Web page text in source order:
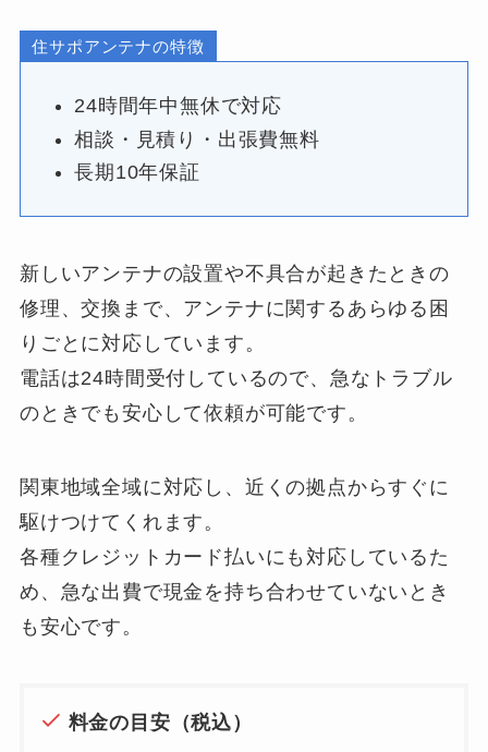
住サポアンテナの特徴
24時間年中無休で対応
相談・見積り・出張費無料
長期10年保証
新しいアンテナの設置や不具合が起きたときの
修理、交換まで、アンテナに関するあらゆる困
りごとに対応しています。
電話は24時間受付しているので、急なトラブル
のときでも安心して依頼が可能です。
関東地域全域に対応し、近くの拠点からすぐに
駆けつけてくれます。
各種クレジットカード払いにも対応しているた
め、急な出費で現金を持ち合わせていないとき
も安心です。
料金の目安（税込）